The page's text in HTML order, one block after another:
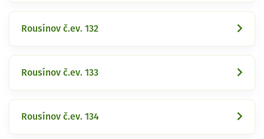
Rousínov č.ev. 132
Rousínov č.ev. 133
Rousínov č.ev. 134